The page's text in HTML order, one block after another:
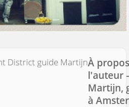
À
l'auteur
Martijn,
à